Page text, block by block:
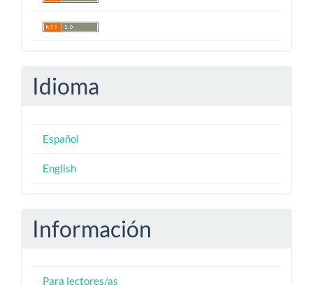
Idioma
Español
English
Información
Para lectores/as